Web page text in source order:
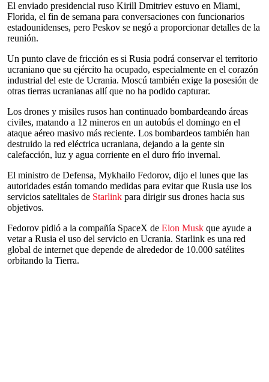
El enviado presidencial ruso Kirill Dmitriev estuvo en Miami,
Florida, el fin de semana para conversaciones con funcionarios
estadounidenses, pero Peskov se negó a proporcionar detalles de la
reunión.
Un punto clave de fricción es si Rusia podrá conservar el territorio
ucraniano que su ejército ha ocupado, especialmente en el corazón
industrial del este de Ucrania. Moscú también exige la posesión de
otras tierras ucranianas allí que no ha podido capturar.
Los drones y misiles rusos han continuado bombardeando áreas
civiles, matando a 12 mineros en un autobús el domingo en el
ataque aéreo masivo más reciente. Los bombardeos también han
destruido la red eléctrica ucraniana, dejando a la gente sin
calefacción, luz y agua corriente en el duro frío invernal.
El ministro de Defensa, Mykhailo Fedorov, dijo el lunes que las
autoridades están tomando medidas para evitar que Rusia use los
servicios satelitales de Starlink para dirigir sus drones hacia sus
objetivos.
Fedorov pidió a la compañía SpaceX de Elon Musk que ayude a
vetar a Rusia el uso del servicio en Ucrania. Starlink es una red
global de internet que depende de alrededor de 10.000 satélites
orbitando la Tierra.